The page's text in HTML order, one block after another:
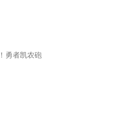
勇者凯农砲